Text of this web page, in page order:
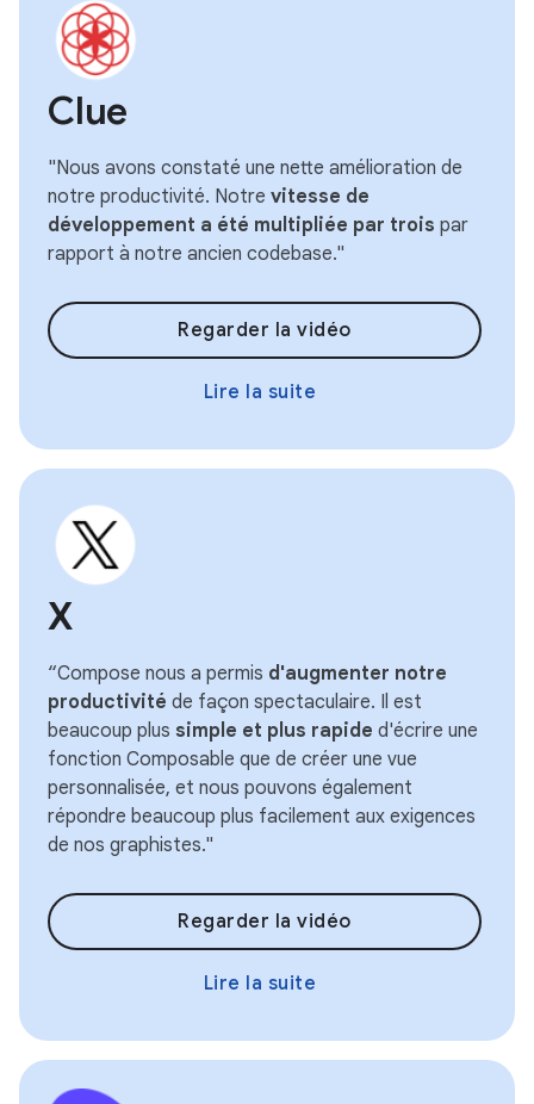
Clue
"Nous avons constaté une nette amélioration de
notre productivité. Notre vitesse de
développement a été multipliée par trois par
rapport à notre ancien codebase."
Regarder la vidéo
Lire la suite
X
“Compose nous a permis d'augmenter notre
productivité de façon spectaculaire. Il est
beaucoup plus simple et plus rapide d'écrire une
fonction Composable que de créer une vue
personnalisée, et nous pouvons également
répondre beaucoup plus facilement aux exigences
de nos graphistes."
Regarder la vidéo
Lire la suite